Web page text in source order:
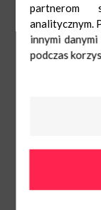
partnerom
analitycznym.
innymi
podczas